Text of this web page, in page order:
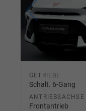
GETRIEBE
Schalt. 6-Gang
ANTRIEBSACHSE
Frontantrieb